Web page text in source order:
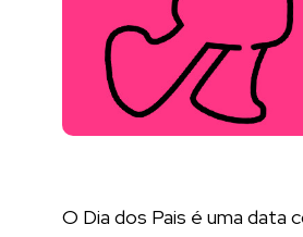
O Dia dos Pais é uma